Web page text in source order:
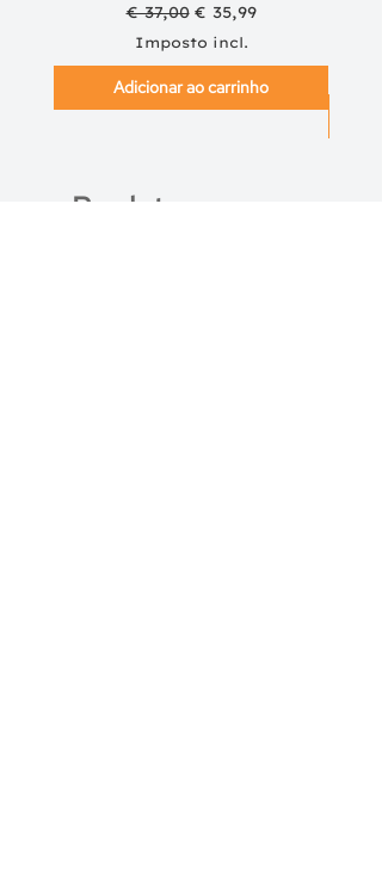
Preço normal
€ 37,00 Preço promocional
€ 35,99
Imposto incl.
Adicionar ao carrinho
Produtos